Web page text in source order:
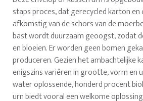
staps proces, dat gerecycled karton
afkomstig van de schors van de
bast wordt duurzaam geoogst, zodat
en bloeien. Er worden geen bomen
produceren. Gezien het ambachtelijke
enigszins variëren in grootte, vorm en
water oplossende, honderd procent
urn biedt vooral een welkome